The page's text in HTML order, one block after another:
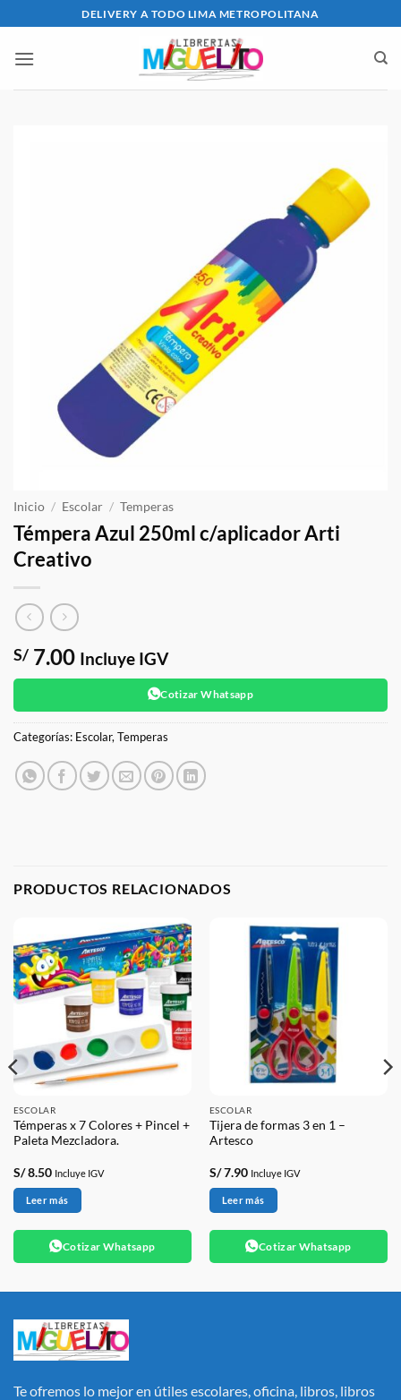
al
contenido
DELIVERY A TODO LIMA METROPOLITANA
Inicio / Escolar / Temperas
Témpera Azul 250ml c/aplicador Arti
Creativo
S/ 7.00 Incluye IGV
Cotizar Whatsapp
Categorías: Escolar, Temperas
PRODUCTOS RELACIONADOS
ESCOLAR
Témperas x 7 Colores + Pincel +
Paleta Mezcladora.
S/8.50 Incluye IGV
Leer más
Cotizar Whatsapp
ESCOLAR
Tijera de formas 3 en 1 –
Artesco
S/7.90 Incluye IGV
Leer más
Cotizar Whatsapp
Te ofremos lo mejor en útiles escolares, oficina, libros, libros